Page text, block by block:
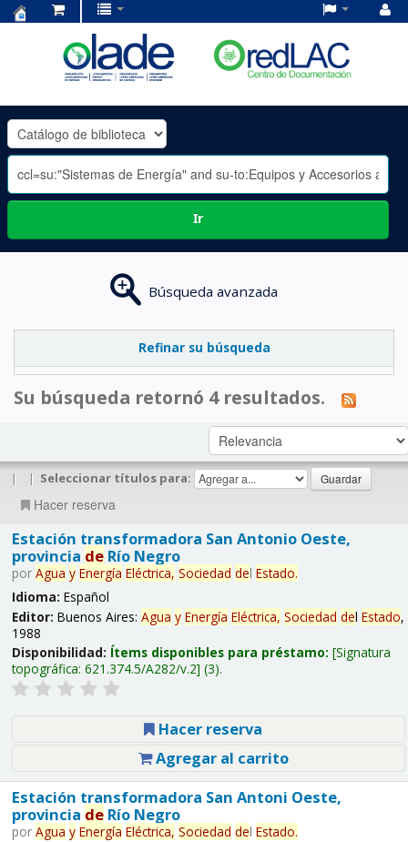
OLADE
-
Ir
Búsqueda avanzada
Refinar su búsqueda
Su búsqueda retornó 4 resultados.
| | Seleccionar títulos para:
Hacer reserva
Estación transformadora San Antonio Oeste,
provincia deRío Negro
por Agua y Energía Eléctrica, Sociedad del Estado.
Idioma: Español
Editor: Buenos Aires: Agua y Energía Eléctrica, Sociedad del Estado,
1988
Disponibilidad: Ítems disponibles para préstamo: Signatura
topográfica: 621.374.5/A282/v.2 (3).
Hacer reserva
Agregar al carrito
Estación transformadora San Antoni Oeste,
provincia deRío Negro
por Agua y Energía Eléctrica, Sociedad del Estado.